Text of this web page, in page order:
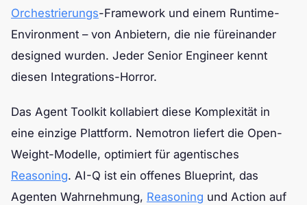
Orchestrierungs-Framework und einem Runtime-
Environment – von Anbietern, die nie füreinander
designed wurden. Jeder Senior Engineer kennt
diesen Integrations-Horror.
Das Agent Toolkit kollabiert diese Komplexität in
eine einzige Plattform. Nemotron liefert die Open-
Weight-Modelle, optimiert für agentisches
Reasoning. AI-Q ist ein offenes Blueprint, das
Agenten Wahrnehmung, Reasoning und Action auf